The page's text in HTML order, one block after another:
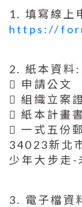
1. 填寫線上
https://
2. 紙本資料
 申請公文
 組織立案
 紙本計畫
 一式五份
34023新北
少年大步走-
3. 電子檔資